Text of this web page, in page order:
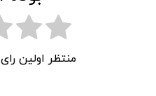
منتظر اولین